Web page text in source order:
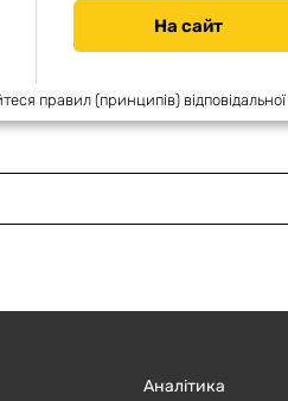
На сайт
правил (принципів) відповідальної
Аналітика